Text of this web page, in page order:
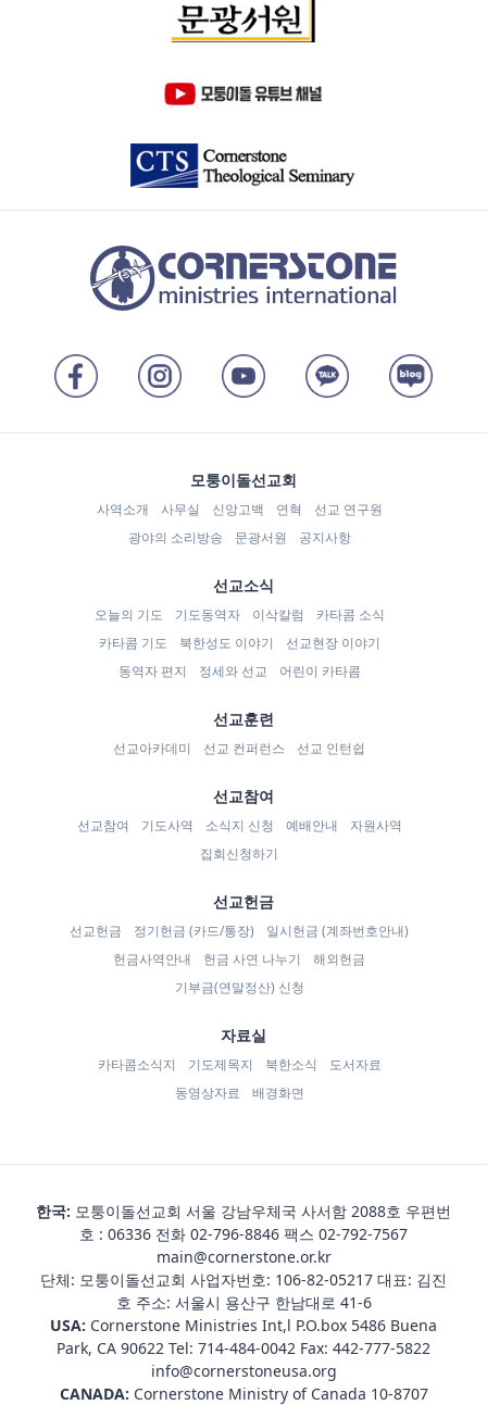
모퉁이돌선교회
사역소개 사무실 신앙고백 연혁
선교 연구원
광야의 소리방송
문광서원 공지사항
선교소식
오늘의 기도 기도동역자 이삭칼럼
카타콤 소식
카타콤 기도
북한성도 이야기
선교현장 이야기
동역자 편지
정세와 선교 어린이 카타콤
선교훈련
선교아카데미 선교 컨퍼런스 선교 인턴쉽
선교참여
선교참여 기도사역 소식지 신청 예배안내
자원사역
집회신청하기
선교헌금
선교헌금 정기헌금 (카드/통장)
일시헌금 (계좌번호안내)
헌금사역안내
헌금 사연 나누기
해외헌금
기부금(연말정산) 신청
자료실
카타콤소식지 기도제목지 북한소식
도서자료
동영상자료
배경화면
한국: 모퉁이돌선교회 서울 강남우체국 사서함 2088호 우편번
호 : 06336 전화 02-796-8846 팩스 02-792-7567
main@cornerstone.or.kr
단체: 모퉁이돌선교회 사업자번호: 106-82-05217 대표: 김진
호 주소: 서울시 용산구 한남대로 41-6
USA: Cornerstone Ministries Int,l P.O.box 5486 Buena
Park, CA 90622 Tel: 714-484-0042 Fax: 442-777-5822
info@cornerstoneusa.org
CANADA: Cornerstone Ministry of Canada 10-8707